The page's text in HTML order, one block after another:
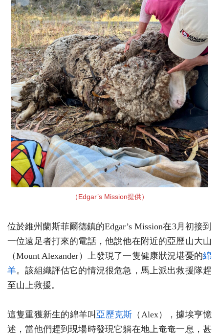
（Edgar’s Mission提供）
位於維州蘭斯菲爾德鎮的Edgar’s Mission在3月初接到
一位遠足者打來的電話，他說他在附近的亞歷山大山
（Mount Alexander）上發現了一隻健康狀況堪憂的綿
羊。該組織評估它的情況很危急，馬上派出救援隊趕
至山上救援。
這隻重獲新生的綿羊叫 亞歷克斯 （Alex），據埃亨憶
述，當他們趕到現場時發現它躺在地上奄奄一息，甚